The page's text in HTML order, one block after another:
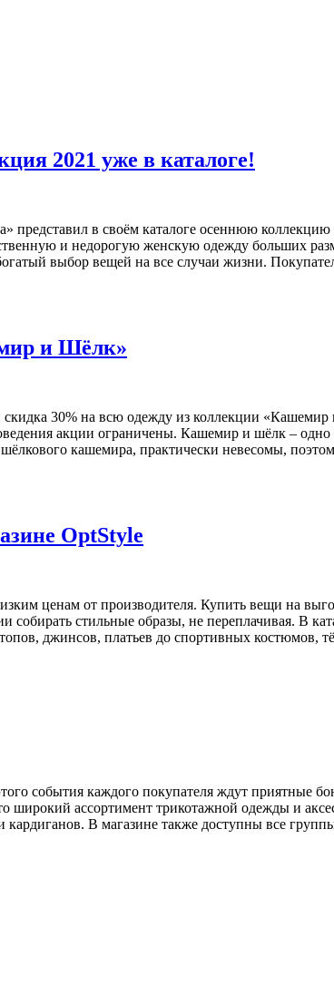
2021 уже в каталоге!
представил в своём каталоге осеннюю
и недорогую женскую одежду больших
выбор вещей на все случаи жизни.
и Шёлк»
скидка 30% на всю одежду из коллекции
акции ограничены. Кашемир и шёлк – одно
кашемира, практически невесомы,
OptStyle
ценам от производителя. Купить вещи на
стильные образы, не переплачивая. В
джинсов, платьев до спортивных костюмов,
события каждого покупателя ждут приятные
широкий ассортимент трикотажной одежды и
В магазине также доступны все